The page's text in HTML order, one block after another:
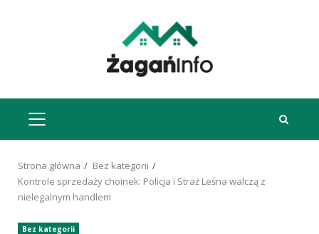
MENU
GŁÓWNE
Strona główna
Bez kategorii
Kontrole sprzedaży choinek: Policja i Straż Leśna walczą z
nielegalnym handlem
Bez kategorii